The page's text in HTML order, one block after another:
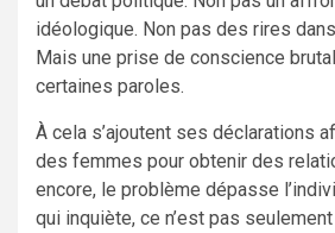
idéologique. Non pas des rires
Mais une prise de conscience
certaines paroles.
À cela s’ajoutent ses déclarations
des femmes pour obtenir des
encore, le problème dépasse
qui inquiète, ce n’est pas seulement